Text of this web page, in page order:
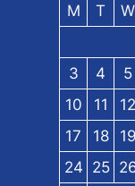
M
T W
3
4 5
10
11 12
17
18 19
24 25